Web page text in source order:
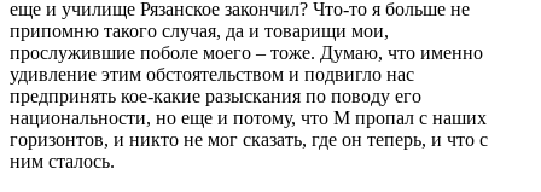
еще и училище Рязанское закончил? Что-то я больше не
припомню такого случая, да и товарищи мои,
прослужившие поболе моего – тоже. Думаю, что именно
удивление этим обстоятельством и подвигло нас
предпринять кое-какие разыскания по поводу его
национальности, но еще и потому, что М пропал с наших
горизонтов, и никто не мог сказать, где он теперь, и что с
ним сталось.